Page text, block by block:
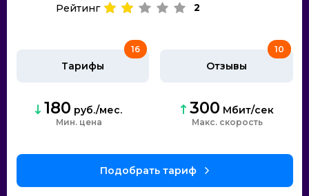
Рейтинг
2
Тарифы
16
Отзывы
10
180 руб./мес.
Мин. цена
300 Мбит/сек
Макс. скорость
Подобрать тариф